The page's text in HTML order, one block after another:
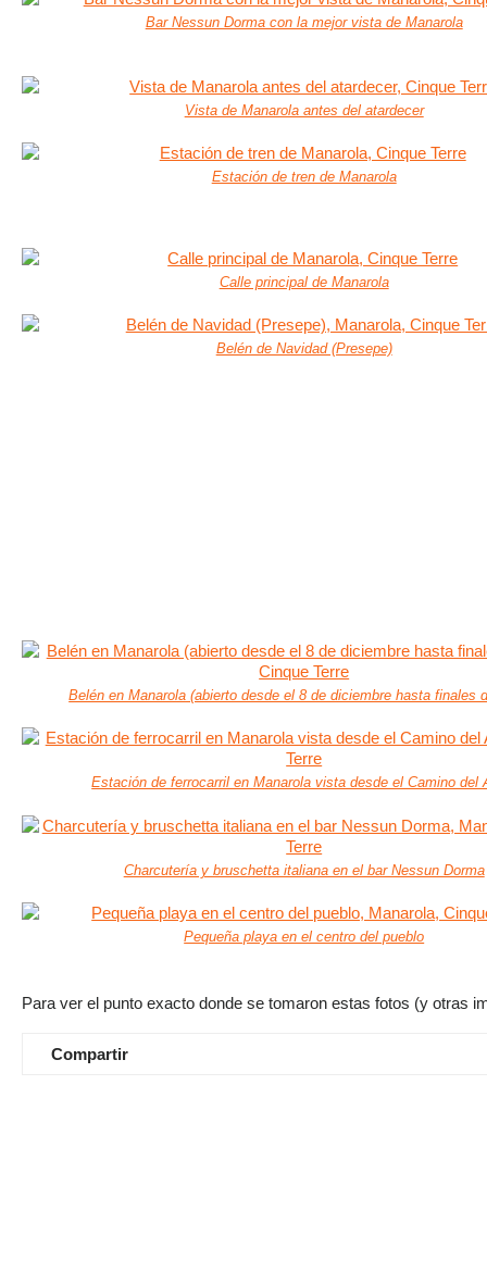
Bar Nessun Dorma con la mejor vista de Manarola
Vista de Manarola antes del atardecer
Estación de tren de Manarola
Calle principal de Manarola
Belén de Navidad (Presepe)
Belén en Manarola (abierto desde el 8 de diciembre hasta finales
Estación de ferrocarril en Manarola vista desde el Camino del
Charcutería y bruschetta italiana en el bar Nessun Dorma
Pequeña playa en el centro del pueblo
Para ver el punto exacto donde se tomaron estas fotos (y otras
Compartir